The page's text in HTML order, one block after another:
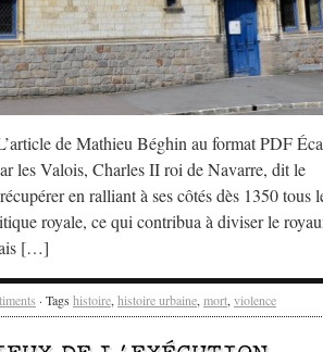
de Mathieu Béghin au format PDF
les Valois, Charles II roi de Navarre, dit le
en ralliant à ses côtés dès 1350 tous
royale, ce qui contribua à diviser le
[…]
· Tags histoire, histoire urbaine, mort, violence